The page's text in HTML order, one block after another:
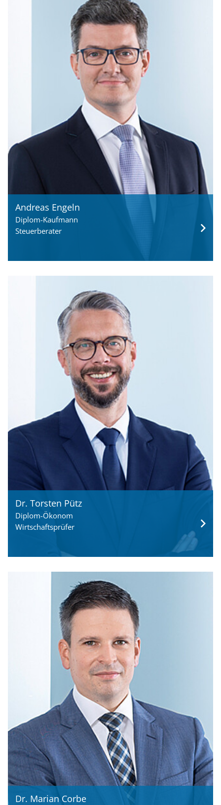
Andreas Engeln
Diplom-Kaufmann
Steuerberater
Dr. Torsten Pütz
Diplom-Ökonom
Wirtschaftsprüfer
Dr. Marian Corbe